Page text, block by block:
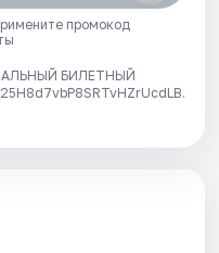
промокод
БИЛЕТНЫЙ